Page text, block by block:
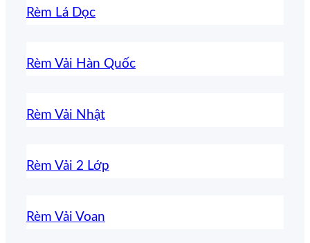
Rèm Lá Dọc
Rèm Vải Hàn Quốc
Rèm Vải Nhật
Rèm Vải 2 Lớp
Rèm Vải Voan